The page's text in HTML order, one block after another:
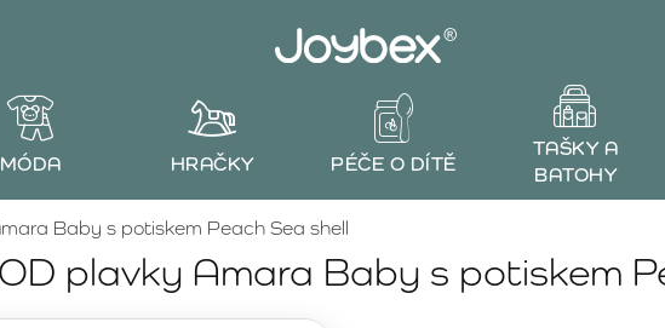
MÓDA HRAČKY PÉČE O DÍTĚ
TAŠKY A
BATOHY
plavky Amara Baby s potiskem
Baby s potiskem Peach Sea shell